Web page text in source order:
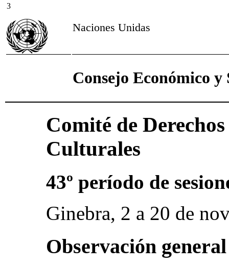
3
Naciones Unidas
Consejo Económico y
Comité de
Culturales
43º período de
Ginebra, 2 a 20 de
Observación general